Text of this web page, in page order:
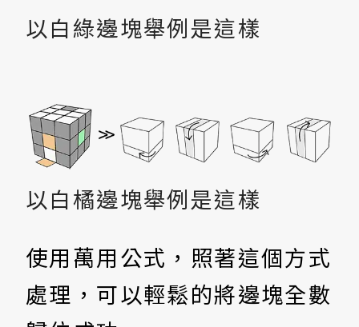
以白綠邊塊舉例是這樣
以白橘邊塊舉例是這樣
使用萬用公式，照著這個方式
處理，可以輕鬆的將邊塊全數